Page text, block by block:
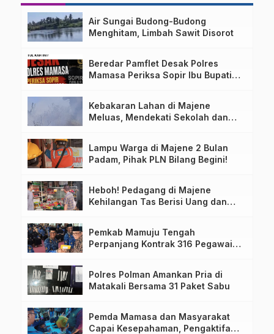
Air Sungai Budong-Budong
Menghitam, Limbah Sawit Disorot
Beredar Pamflet Desak Polres
Mamasa Periksa Sopir Ibu Bupati
Kebakaran Lahan di Majene
Meluas, Mendekati Sekolah dan
Lampu Warga di Majene 2 Bulan
Padam, Pihak PLN Bilang Begini!
Heboh! Pedagang di Majene
Kehilangan Tas Berisi Uang dan
Pemkab Mamuju Tengah
Perpanjang Kontrak 316 Pegawai
Polres Polman Amankan Pria di
Matakali Bersama 31 Paket Sabu
Pemda Mamasa dan Masyarakat
Capai Kesepahaman, Pengaktifan